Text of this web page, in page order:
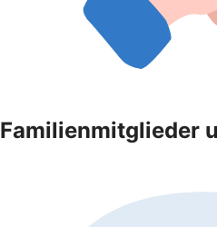
Familienmitglieder